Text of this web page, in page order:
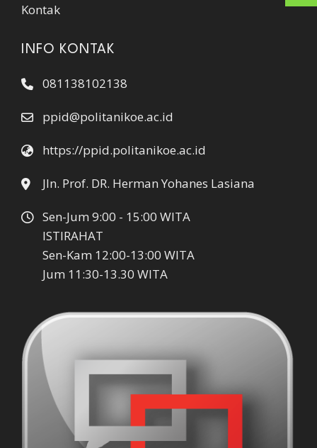
Kontak
INFO KONTAK
081138102138
ppid@politanikoe.ac.id
https://ppid.politanikoe.ac.id
Jln. Prof. DR. Herman Yohanes Lasiana
Sen-Jum 9:00 - 15:00 WITA
ISTIRAHAT
Sen-Kam 12:00-13:00 WITA
Jum 11:30-13.30 WITA